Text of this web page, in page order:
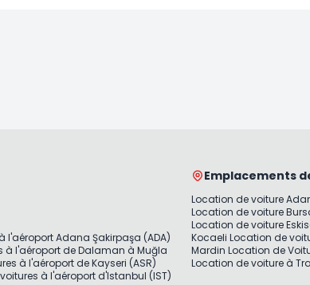
l'aéroport Adana Şakirpaşa (ADA)
à l'aéroport de Dalaman à Muğla
à l'aéroport de Kayseri (ASR)
à l'aéroport d'Istanbul (IST)
Emplacements
Location de voiture
Location de voiture
Location de voiture
Kocaeli Location de
Mardin Location de
Location de voiture à